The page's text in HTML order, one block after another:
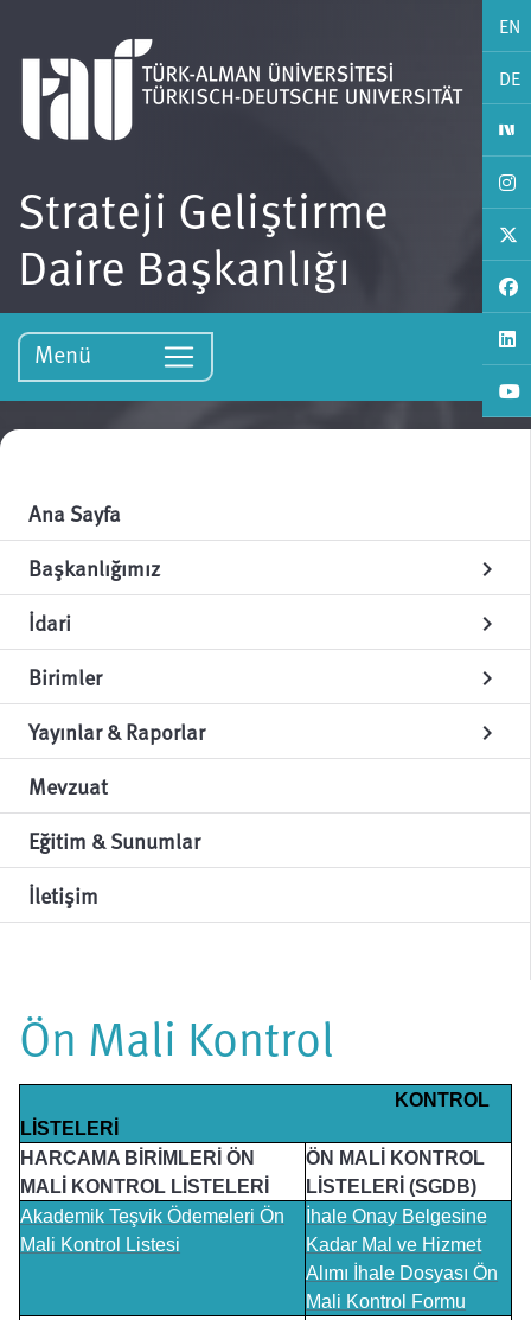
EN
DE
Strateji Geliştirme
Daire Başkanlığı
Menü
Ana Sayfa
Başkanlığımız
chevron_right
İdari chevron_right
Birimler chevron_right
Yayınlar & Raporlar chevron_right
Mevzuat
Eğitim & Sunumlar
İletişim
Ön Mali Kontrol
KONTROL
LİSTELERİ
HARCAMA BİRİMLERİ ÖN
MALİ KONTROL LİSTELERİ
ÖN MALİ KONTROL
LİSTELERİ (SGDB)
Akademik Teşvik Ödemeleri Ön
Mali Kontrol Listesi
İhale Onay Belgesine
Kadar Mal ve Hizmet
Alımı İhale Dosyası Ön
Mali Kontrol Formu